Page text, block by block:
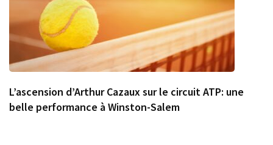
L’ascension d’Arthur Cazaux sur le circuit ATP: une
belle performance à Winston-Salem